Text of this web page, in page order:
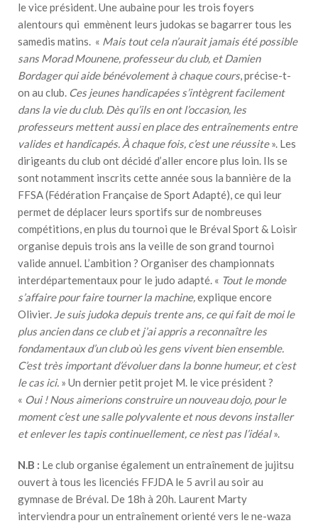
le vice président. Une aubaine pour les trois foyers
alentours qui emmènent leurs judokas se bagarrer tous les
samedis matins. « Mais tout cela n’aurait jamais été possible
sans Morad Mounene, professeur du club, et Damien
Bordager qui aide bénévolement à chaque cours, précise-t-
on au club. Ces jeunes handicapées s’intègrent facilement
dans la vie du club. Dès qu’ils en ont l’occasion, les
professeurs mettent aussi en place des entraînements entre
valides et handicapés. À chaque fois, c’est une réussite». Les
dirigeants du club ont décidé d’aller encore plus loin. Ils se
sont notamment inscrits cette année sous la bannière de la
FFSA (Fédération Française de Sport Adapté), ce qui leur
permet de déplacer leurs sportifs sur de nombreuses
compétitions, en plus du tournoi que le Bréval Sport & Loisir
organise depuis trois ans la veille de son grand tournoi
valide annuel. L’ambition ? Organiser des championnats
interdépartementaux pour le judo adapté. « Tout le monde
s’affaire pour faire tourner la machine,explique encore
Olivier. Je suis judoka depuis trente ans, ce qui fait de moi le
plus ancien dans ce club et j’ai appris a reconnaître les
fondamentaux d’un club où les gens vivent bien ensemble.
C’est très important d’évoluer dans la bonne humeur, et c’est
le cas ici. » Un dernier petit projet M. le vice président ?
« Oui ! Nous aimerions construire un nouveau dojo, pour le
moment c’est une salle polyvalente et nous devons installer
et enlever les tapis continuellement, ce n’est pas l’idéal».
N.B : Le club organise également un entraînement de jujitsu
ouvert à tous les licenciés FFJDA le 5 avril au soir au
gymnase de Bréval. De 18h à 20h. Laurent Marty
interviendra pour un entraînement orienté vers le ne-waza